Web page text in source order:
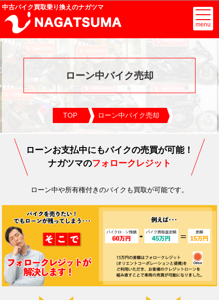
中古バイク買取乗り換えのナガツマ
menu
ローン中バイク売却
TOP ローン中バイク売却
ローンお支払中にもバイクの売買が可能！
ナガツマのフォロークレジット
ローン中や所有権付きのバイクも買取が可能です。